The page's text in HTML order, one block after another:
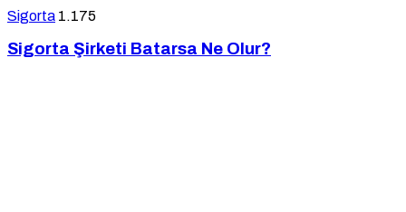
Sigorta 1.175
Sigorta Şirketi Batarsa Ne Olur?